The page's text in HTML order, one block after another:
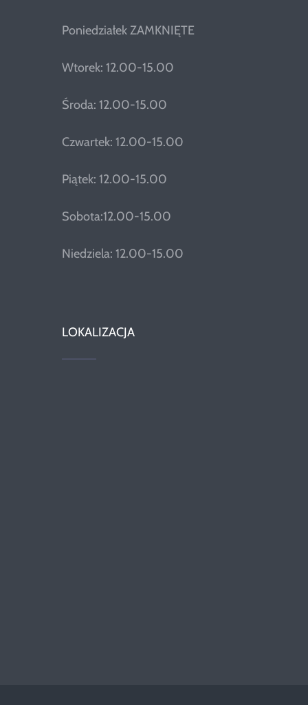
Poniedziałek ZAMKNIĘTE
Wtorek: 12.00-15.00
Środa: 12.00-15.00
Czwartek: 12.00-15.00
Piątek: 12.00-15.00
Sobota:12.00-15.00
Niedziela: 12.00-15.00
LOKALIZACJA